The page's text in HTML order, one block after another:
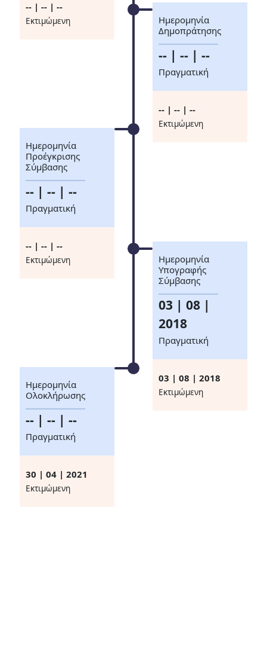
-- | -- | --
Eκτιμώμενη
Ημερομηνία
Δημοπράτησης
-- | -- | --
Πραγματική
-- | -- | --
Eκτιμώμενη
Ημερομηνία
Προέγκρισης
Σύμβασης
-- | -- | --
Πραγματική
-- | -- | --
Eκτιμώμενη
Ημερομηνία
Υπογραφής
Σύμβασης
03 | 08 |
2018
Πραγματική
03 | 08 | 2018
Eκτιμώμενη
Ημερομηνία
Ολοκλήρωσης
-- | -- | --
Πραγματική
30 | 04 | 2021
Eκτιμώμενη